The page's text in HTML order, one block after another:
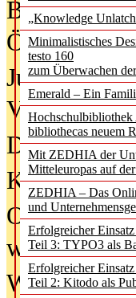
„Knowledge
Minimalistisches
testo 160
zum Überwachen
Emerald – Ein
Hochschulbibliothek
bibliothecas neuem
Mit ZEDHIA der
Mitteleuropas auf
ZEDHIA – Das
und
Erfolgreicher
Teil 3: TYPO3 als
Erfolgreicher
Teil 2: Kitodo als
Verbote
Digitale
KI-
Offene
Warum die